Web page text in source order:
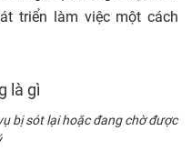
triển làm việc một cách
bị sót lại hoặc đang chờ được